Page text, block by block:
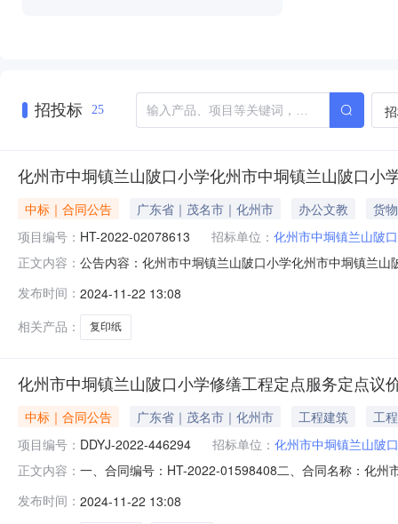
招投标 25
化州市中垌镇兰山陂口小学化州市中垌镇兰山陂口小
中标｜合同公告 广东省｜茂名市｜化州市 办公文教
货物
项目编号： HT-2022-02078613 招标单位： 化州市中垌镇兰山陂
正文内容： 公告内容：化州市中垌镇兰山陂口小学化州市中垌镇兰
市化州市中垌镇兰山陂口小学联系方式：0668-7762888
发布时间： 2024-11-22 13:08
相关产品：
复印纸
化州市中垌镇兰山陂口小学修缮工程定点服务定点议
中标｜合同公告 广东省｜茂名市｜化州市 工程建筑
工程
项目编号： DDYJ-2022-446294 招标单位： 化州市中垌镇兰山陂
正文内容： 一、合同编号：HT-2022-01598408二、合同名称：化
7762888供应商（乙*）：广东天安路桥工程有限公司地
发布时间： 2024-11-22 13:08